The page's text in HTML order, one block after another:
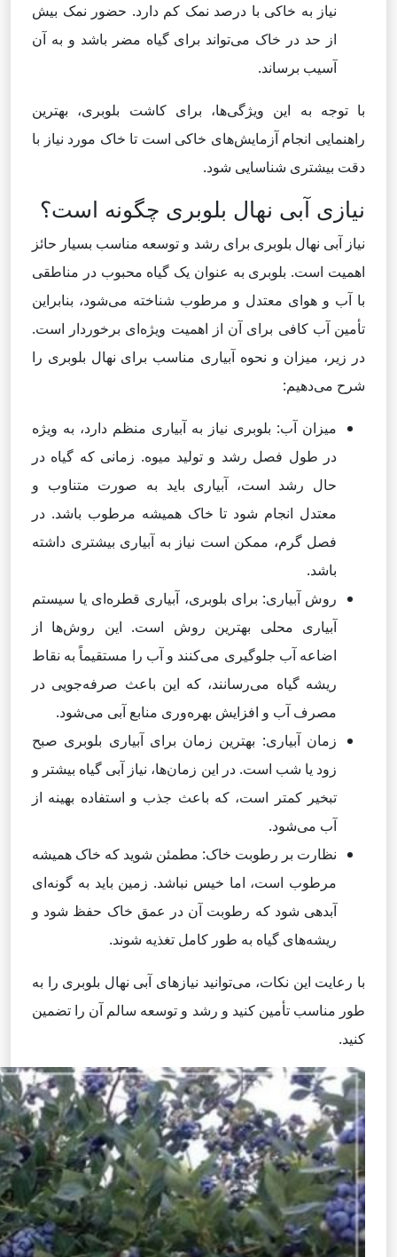
نیاز به خاکی با درصد نمک کم دارد. حضور نمک بیش
از حد در خاک می‌تواند برای گیاه مضر باشد و به آن
آسیب برساند.
با توجه به این ویژگی‌ها، برای کاشت بلوبری، بهترین
راهنمایی انجام آزمایش‌های خاکی است تا خاک مورد نیاز با
دقت بیشتری شناسایی شود.
نیازی آبی نهال بلوبری چگونه است؟
نیاز آبی نهال بلوبری برای رشد و توسعه مناسب بسیار حائز
اهمیت است. بلوبری به عنوان یک گیاه محبوب در مناطقی
با آب و هوای معتدل و مرطوب شناخته می‌شود، بنابراین
تأمین آب کافی برای آن از اهمیت ویژه‌ای برخوردار است.
در زیر، میزان و نحوه آبیاری مناسب برای نهال بلوبری را
شرح می‌دهیم:
میزان آب: بلوبری نیاز به آبیاری منظم دارد، به ویژه
در طول فصل رشد و تولید میوه. زمانی که گیاه در
حال رشد است، آبیاری باید به صورت متناوب و
معتدل انجام شود تا خاک همیشه مرطوب باشد. در
فصل گرم، ممکن است نیاز به آبیاری بیشتری داشته
باشد.
روش آبیاری: برای بلوبری، آبیاری قطره‌ای یا سیستم
آبیاری محلی بهترین روش است. این روش‌ها از
اضاعه آب جلوگیری می‌کنند و آب را مستقیماً به نقاط
ریشه گیاه می‌رسانند، که این باعث صرفه‌جویی در
مصرف آب و افزایش بهره‌وری منابع آبی می‌شود.
زمان آبیاری: بهترین زمان برای آبیاری بلوبری صبح
زود یا شب است. در این زمان‌ها، نیاز آبی گیاه بیشتر و
تبخیر کمتر است، که باعث جذب و استفاده بهینه از
آب می‌شود.
نظارت بر رطوبت خاک: مطمئن شوید که خاک همیشه
مرطوب است، اما خیس نباشد. زمین باید به گونه‌ای
آبدهی شود که رطوبت آن در عمق خاک حفظ شود و
ریشه‌های گیاه به طور کامل تغذیه شوند.
با رعایت این نکات، می‌توانید نیازهای آبی نهال بلوبری را به
طور مناسب تأمین کنید و رشد و توسعه سالم آن را تضمین
کنید.